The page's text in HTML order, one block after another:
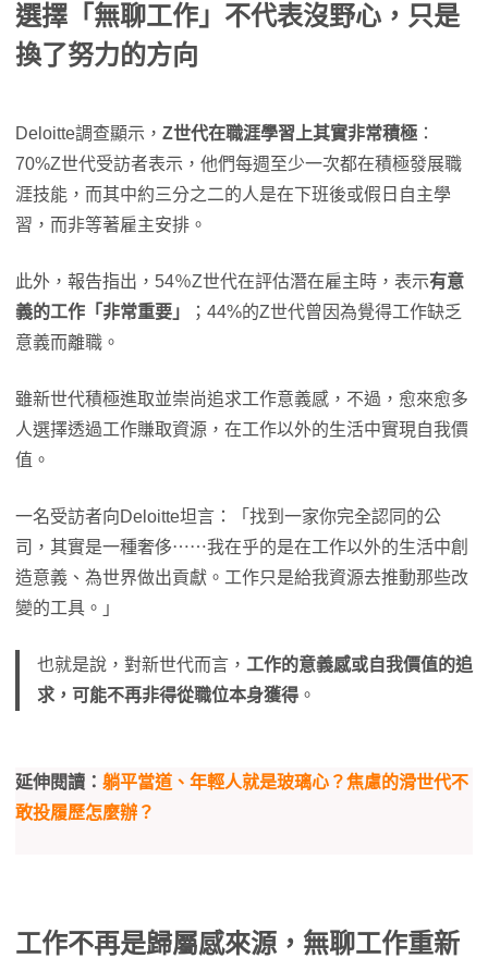
選擇「無聊工作」不代表沒野心，只是
換了努力的方向
Deloitte調查顯示， Z世代在職涯學習上其實非常積極 ：
70%Z世代受訪者表示，他們每週至少一次都在積極發展職
涯技能，而其中約三分之二的人是在下班後或假日自主學
習，而非等著雇主安排。
此外，報告指出，54％Z世代在評估潛在雇主時，表示有意
義的工作「非常重要」
；44%的Z世代曾因為覺得工作缺乏
意義而離職。
雖新世代積極進取並崇尚追求工作意義感，不過，愈來愈多
人選擇透過工作賺取資源，在工作以外的生活中實現自我價
值。
一名受訪者向Deloitte坦言：「找到一家你完全認同的公
司，其實是一種奢侈⋯⋯我在乎的是在工作以外的生活中創
造意義、為世界做出貢獻。工作只是給我資源去推動那些改
變的工具。」
也就是說，對新世代而言， 工作的意義感或自我價值的追
求，可能不再非得從職位本身獲得 。
延伸閱讀： 躺平當道、年輕人就是玻璃心？焦慮的滑世代不
敢投履歷怎麼辦？
工作不再是歸屬感來源，無聊工作重新